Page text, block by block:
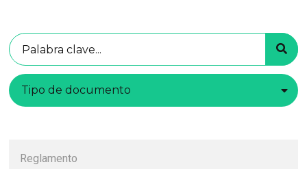
Tipo de documento
Reglamento